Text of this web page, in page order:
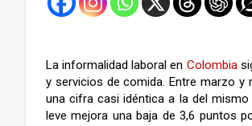
La informalidad laboral en Colombia
y servicios de comida. Entre marzo y
una cifra casi idéntica a la del mismo
leve mejora una baja de 3,6 puntos